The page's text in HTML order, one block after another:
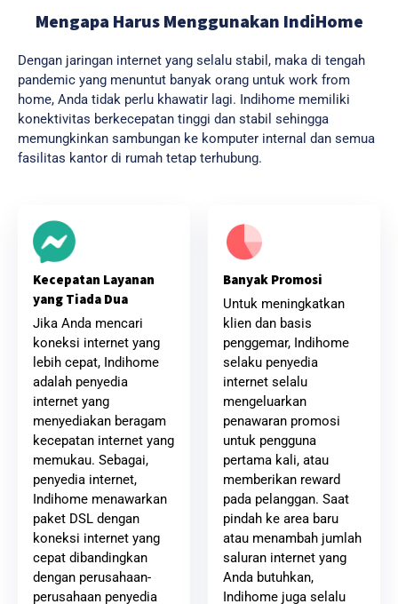
Mengapa Harus Menggunakan IndiHome
Dengan jaringan internet yang selalu stabil, maka di tengah
pandemic yang menuntut banyak orang untuk work from
home, Anda tidak perlu khawatir lagi. Indihome memiliki
konektivitas berkecepatan tinggi dan stabil sehingga
memungkinkan sambungan ke komputer internal dan semua
fasilitas kantor di rumah tetap terhubung.
Kecepatan Layanan
yang Tiada Dua
Jika Anda mencari
koneksi internet yang
lebih cepat, Indihome
adalah penyedia
internet yang
menyediakan beragam
kecepatan internet yang
memukau. Sebagai,
penyedia internet,
Indihome menawarkan
paket DSL dengan
koneksi internet yang
cepat dibandingkan
dengan perusahaan-
perusahaan penyedia
Banyak Promosi
Untuk meningkatkan
klien dan basis
penggemar, Indihome
selaku penyedia
internet selalu
mengeluarkan
penawaran promosi
untuk pengguna
pertama kali, atau
memberikan reward
pada pelanggan. Saat
pindah ke area baru
atau menambah jumlah
saluran internet yang
Anda butuhkan,
Indihome juga selalu